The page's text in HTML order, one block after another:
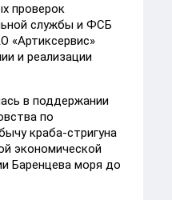
проверок
службы и ФСБ
«Артиксервис»
и реализации
в поддержании
по
краба-стригуна
экономической
Баренцева моря до